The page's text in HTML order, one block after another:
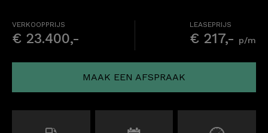
VERKOOPPRIJS
€ 23.400,-
LEASEPRIJS
€ 217,- p/m
MAAK EEN AFSPRAAK